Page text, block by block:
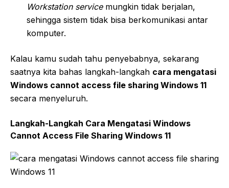
Workstation servicemungkin tidak berjalan,
sehingga sistem tidak bisa berkomunikasi antar
komputer.
Kalau kamu sudah tahu penyebabnya, sekarang
saatnya kita bahas langkah-langkah cara mengatasi
Windows cannot access file sharing Windows 11
secara menyeluruh.
Langkah-Langkah Cara Mengatasi Windows
Cannot Access File Sharing Windows 11